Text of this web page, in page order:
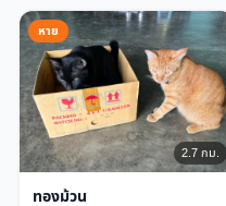
หาย
2.7 กม.
ทองม้วน